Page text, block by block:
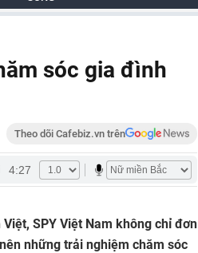
sóc gia đình
Theo dõi Cafebiz.vn trên
4:27
SPY Việt Nam không chỉ đơn
những trải nghiệm chăm sóc